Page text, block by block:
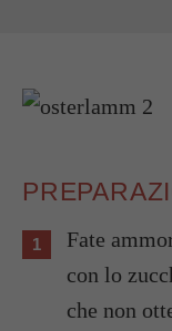
Fate
con lo
che non